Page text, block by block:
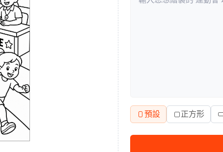
預設 正方形